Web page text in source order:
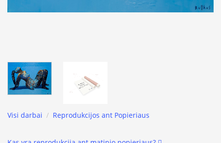
Visi darbai / Reprodukcijos ant Popieriaus